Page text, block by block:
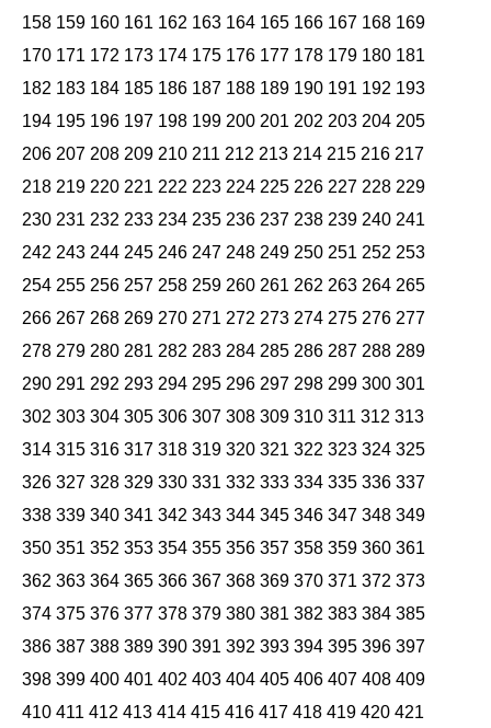
158 159 160 161 162 163 164 165 166 167 168 169
170 171 172 173 174 175 176 177 178 179 180 181
182 183 184 185 186 187 188 189 190 191 192 193
194 195 196 197 198 199 200 201 202 203 204 205
206 207 208 209 210 211 212 213 214 215 216 217
218 219 220 221 222 223 224 225 226 227 228 229
230 231 232 233 234 235 236 237 238 239 240 241
242 243 244 245 246 247 248 249 250 251 252 253
254 255 256 257 258 259 260 261 262 263 264 265
266 267 268 269 270 271 272 273 274 275 276 277
278 279 280 281 282 283 284 285 286 287 288 289
290 291 292 293 294 295 296 297 298 299 300 301
302 303 304 305 306 307 308 309 310 311 312 313
314 315 316 317 318 319 320 321 322 323 324 325
326 327 328 329 330 331 332 333 334 335 336 337
338 339 340 341 342 343 344 345 346 347 348 349
350 351 352 353 354 355 356 357 358 359 360 361
362 363 364 365 366 367 368 369 370 371 372 373
374 375 376 377 378 379 380 381 382 383 384 385
386 387 388 389 390 391 392 393 394 395 396 397
398 399 400 401 402 403 404 405 406 407 408 409
410 411 412 413 414 415 416 417 418 419 420 421